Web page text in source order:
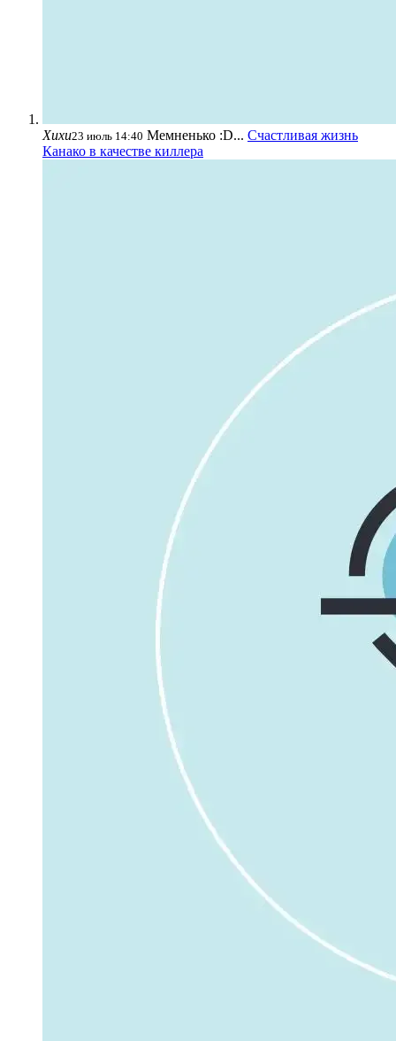
Хихи23 июль 14:40 Мемненько :D... Счастливая жизнь
Канако в качестве киллера